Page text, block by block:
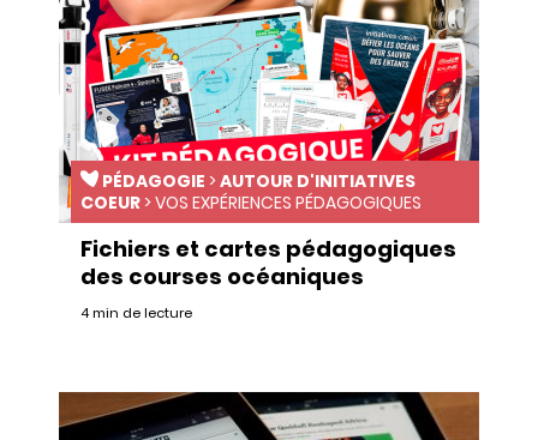
PÉDAGOGIE >AUTOUR D'INITIATIVES
COEUR>VOS EXPÉRIENCES PÉDAGOGIQUES
Fichiers et cartes pédagogiques
des courses océaniques
4 min de lecture